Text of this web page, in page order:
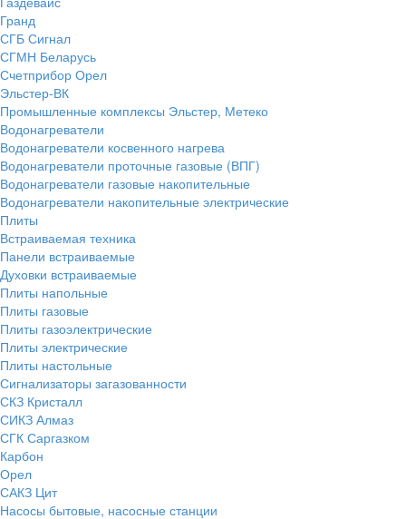
Гранд
СГБ Сигнал
СГМН Беларусь
Счетприбор Орел
Эльстер-ВК
Промышленные комплексы Эльстер, Метеко
Водонагреватели
Водонагреватели косвенного нагрева
Водонагреватели проточные газовые (ВПГ)
Водонагреватели газовые накопительные
Водонагреватели накопительные электрические
Плиты
Встраиваемая техника
Панели встраиваемые
Духовки встраиваемые
Плиты напольные
Плиты газовые
Плиты газоэлектрические
Плиты электрические
Плиты настольные
Сигнализаторы загазованности
СКЗ Кристалл
СИКЗ Алмаз
СГК Саргазком
Карбон
Орел
САКЗ Цит
Насосы бытовые, насосные станции